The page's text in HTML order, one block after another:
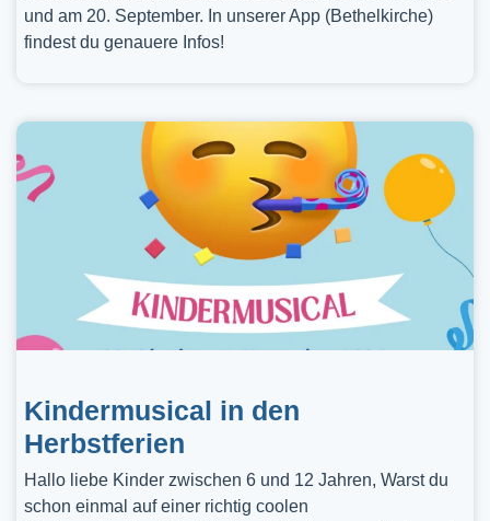
und am 20. September. In unserer App (Bethelkirche)
findest du genauere Infos!
Kindermusical in den
Herbstferien
Hallo liebe Kinder zwischen 6 und 12 Jahren, Warst du
schon einmal auf einer richtig coolen